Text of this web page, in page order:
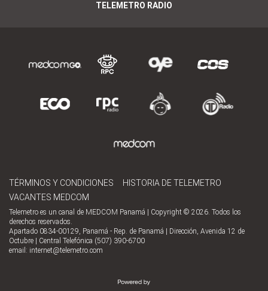
TELEMETRO RADIO
TÉRMINOS Y CONDICIONES
HISTORIA DE TELEMETRO
VACANTES MEDCOM
Telemetro es un canal de MEDCOM Panamá | Copyright © 2026. Todos los
derechos reservados.
Apartado 0834-00129, Panamá - Rep. de Panamá | Dirección, Avenida 12 de
Octubre | Central Telefónica (507) 390-6700
email: internet@telemetro.com